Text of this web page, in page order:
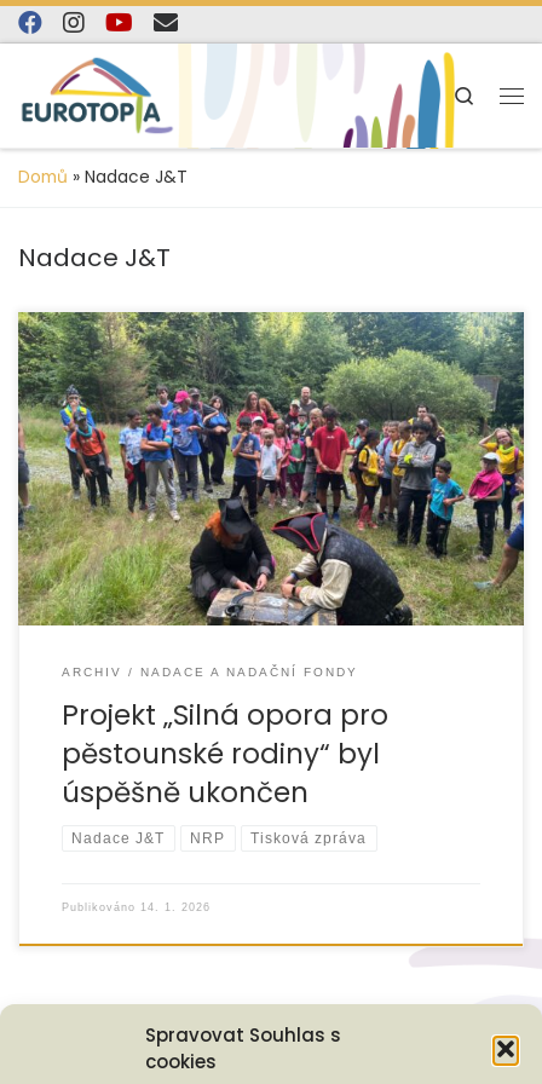
Spravovat Souhlas s
cookies
content
Skip to content
Search
Domů » Nadace J&T
Nadace J&T
Projekt Silná opora pro pěstounské rodiny byl v uplynulém
roce díky finanční podpoře Nadace J&T úspěšně
realizován a přinesl konkrétní podporu dětem […]
ARCHIV NADACE A NADAČNÍ FONDY
Projekt „Silná opora pro
pěstounské rodiny“ byl
úspěšně ukončen
Nadace J&T NRP Tisková zpráva
Publikováno 14. 1. 2026